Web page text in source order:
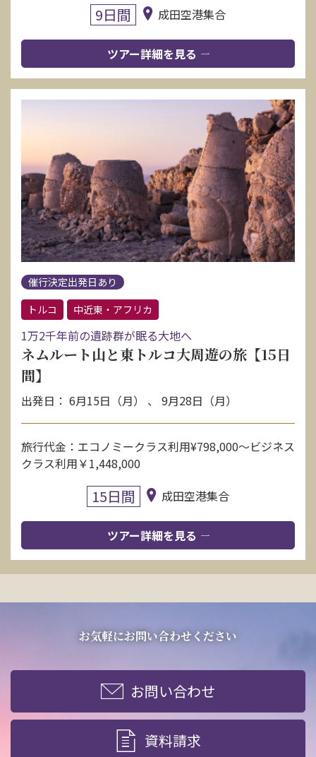
9日間 成田空港集合
ツアー詳細を見る
催行決定出発日あり
トルコ
中近東・アフリカ
1万2千年前の遺跡群が眠る大地へ
ネムルート山と東トルコ大周遊の旅【15日
間】
出発日： 6月15日（月） 、 9月28日（月）
旅行代金：エコノミークラス利用¥798,000〜ビジネス
クラス利用￥1,448,000
15日間 成田空港集合
ツアー詳細を見る
お気軽にお問い合わせください
お問い合わせ
資料請求